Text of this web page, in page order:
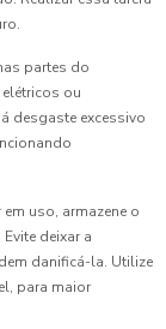
partes do
ou
desgaste excessivo
uso, armazene o
deixar a
danificá-la. Utilize
para maior